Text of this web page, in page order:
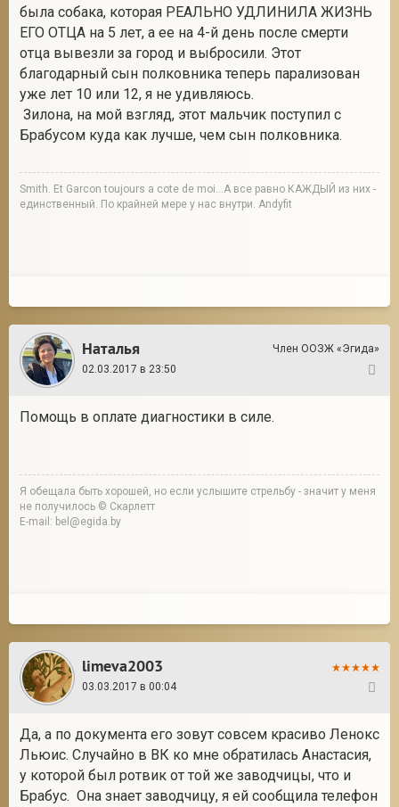
была собака, которая РЕАЛЬНО УДЛИНИЛА ЖИЗНЬ
ЕГО ОТЦА на 5 лет, а ее на 4-й день после смерти
отца вывезли за город и выбросили. Этот
благодарный сын полковника теперь парализован
уже лет 10 или 12, я не удивляюсь.
Зилона, на мой взгляд, этот мальчик поступил с
Брабусом куда как лучше, чем сын полковника.
Smith. Et Garcon toujours a cote de moi...А все равно КАЖДЫЙ из них -
единственный. По крайней мере у нас внутри. Andyfit
Наталья
Член ООЗЖ «Эгида»
02.03.2017 в 23:50
Помощь в оплате диагностики в силе.
Я обещала быть хорошей, но если услышите стрельбу - значит у меня
не получилось © Скарлетт
E-mail: bel@egida.by
limeva2003
03.03.2017 в 00:04
Да, а по документа его зовут совсем красиво Ленокс
Льюис. Случайно в ВК ко мне обратилась Анастасия,
у которой был ротвик от той же заводчицы, что и
Брабус. Она знает заводчицу, я ей сообщила телефон